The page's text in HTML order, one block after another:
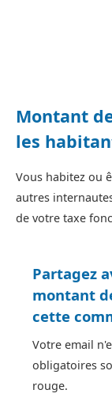
Montant
les
Vous habitez ou
autres
de votre taxe
Partagez
montant
cette
Votre email
obligatoires
rouge.